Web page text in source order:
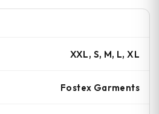
XXL, S, M, L, XL
Fostex Garments